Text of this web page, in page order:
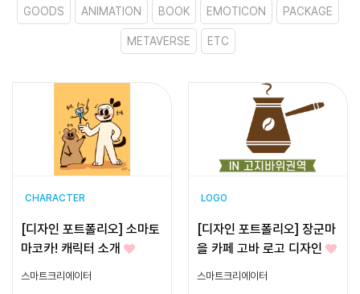
GOODS ANIMATION BOOK EMOTICON PACKAGE
METAVERSE ETC
CHARACTER
[디자인 포트폴리오] 소마토
마코카! 캐릭터 소개
스마트크리에이터
LOGO
[디자인 포트폴리오] 장군마
을 카페 고바 로고 디자인
스마트크리에이터